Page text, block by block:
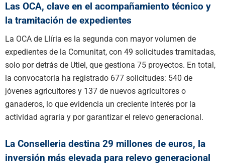
Las OCA, clave en el acompañamiento técnico y
la tramitación de expedientes
La OCA de Llíria es la segunda con mayor volumen de
expedientes de la Comunitat, con 49 solicitudes tramitadas,
solo por detrás de Utiel, que gestiona 75 proyectos. En total,
la convocatoria ha registrado 677 solicitudes: 540 de
jóvenes agricultores y 137 de nuevos agricultores o
ganaderos, lo que evidencia un creciente interés por la
actividad agraria y por garantizar el relevo generacional.
La Conselleria destina 29 millones de euros, la
inversión más elevada para relevo generacional